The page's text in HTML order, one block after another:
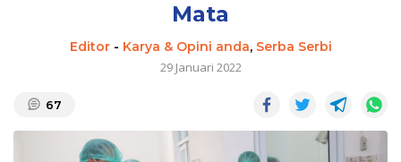
Mata
Editor- Karya & Opini anda, Serba Serbi
29 Januari 2022
67